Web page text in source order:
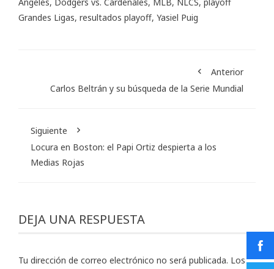
Grandes Ligas, resultados playoff, Yasiel Puig
Anterior
Carlos Beltrán y su búsqueda de la Serie Mundial
Siguiente
Locura en Boston: el Papi Ortiz despierta a los
Medias Rojas
DEJA UNA RESPUESTA
Tu dirección de correo electrónico no será publicada. Los